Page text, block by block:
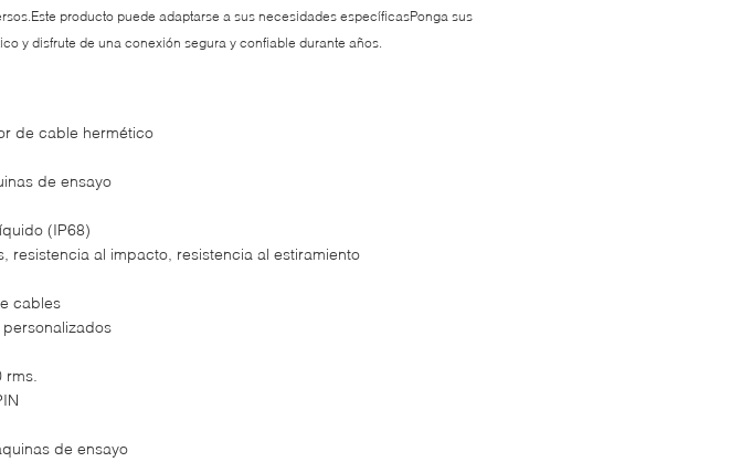
producto puede adaptarse a sus necesidades específicasPonga sus
y disfrute de una conexión segura y confiable durante años.
de cable hermético
de ensayo
(IP68)
resistencia al impacto, resistencia al estiramiento
cables
de ensayo